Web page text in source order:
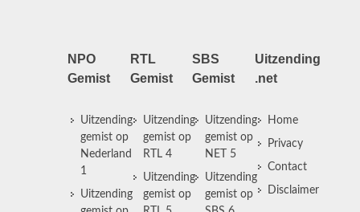
NPO
Gemist
Uitzending
gemist op
Nederland
1
Uitzending
RTL
Gemist
Uitzending
gemist op
RTL 4
Uitzending
gemist op
SBS
Gemist
Uitzending
gemist op
NET 5
Uitzending
gemist op
Uitzending
.net
Home
Privacy
Contact
Disclaimer